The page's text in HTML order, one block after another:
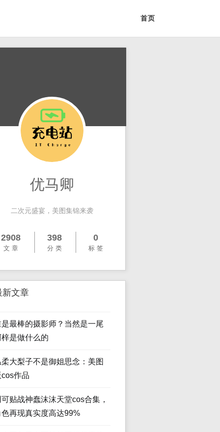
首页
优马卿
二次元盛宴，美图集锦来袭
2908
文 章
398
分 类
0
标 签
新文章
是最棒的摄影师？当然是一尾
梓是做什么的
大梨子不是御姐思念：美图
cos作品
贴战神蠢沫沫天堂cos合集，
色再现真实度高达99%